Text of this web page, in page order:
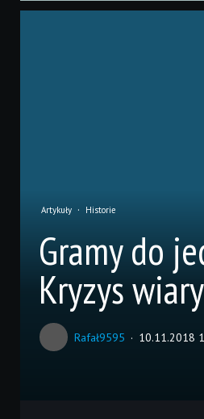
Artykuły Historie
Gramy do
Kryzys wiary
Rafał9595 10.11.2018